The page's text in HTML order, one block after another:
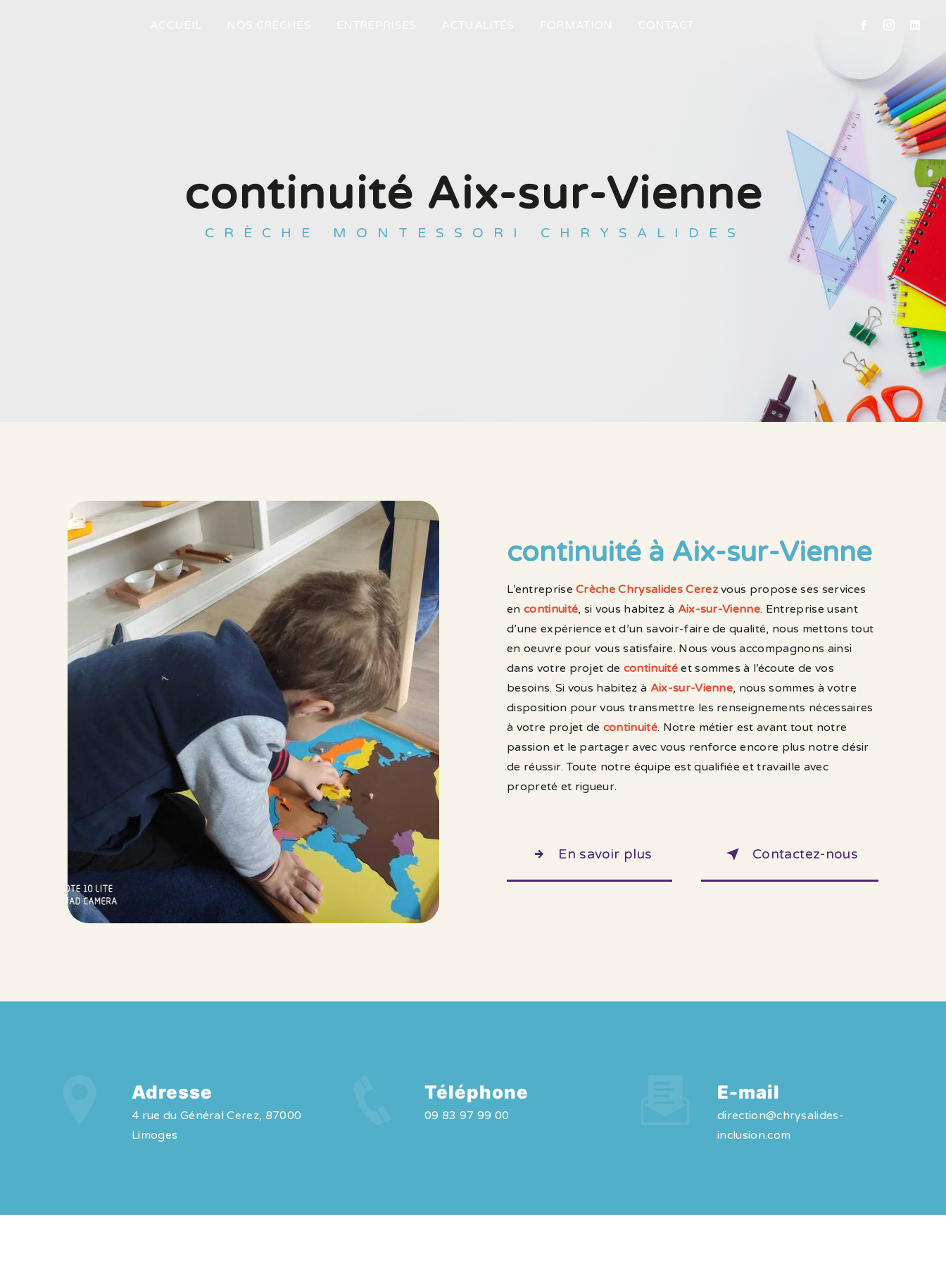
continuité Aix-sur-Vienne
CRÈCHE MONTESSORI CHRYSALIDES
continuité à Aix-sur-Vienne
L’entrepriseCrèche Chrysalides Cerezvous propose ses services
en continuité, si vous habitez à Aix-sur-Vienne. Entreprise usant
d’une expérience et d’un savoir-faire de qualité, nous mettons tout
en oeuvre pour vous satisfaire. Nous vous accompagnons ainsi
dans votre projet de continuitéet sommes à l’écoute de vos
besoins. Si vous habitez à Aix-sur-Vienne, nous sommes à votre
disposition pour vous transmettre les renseignements nécessaires
à votre projet de continuité. Notre métier est avant tout notre
passion et le partager avec vous renforce encore plus notre désir
de réussir. Toute notre équipe est qualifiée et travaille avec
propreté et rigueur.
En savoir plus Contactez-nous
Adresse
4 rue du Général Cerez, 87000
Limoges
Téléphone
09 83 97 99 00
E-mail
direction@chrysalides-
inclusion.com